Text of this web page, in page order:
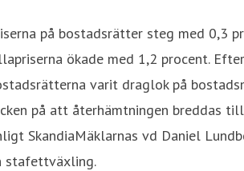
på bostadsrätter steg med 0,3
ökade med 1,2 procent.
varit draglok på
på att återhämtningen breddas
SkandiaMäklarnas vd Daniel
stafettväxling.